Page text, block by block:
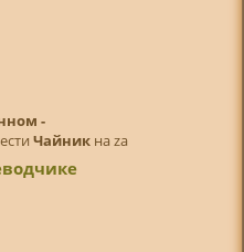
-
Чайникна za